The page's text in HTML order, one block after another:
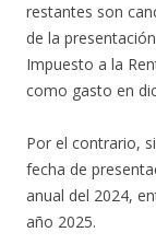
restantes son
de la
Impuesto a la
como gasto en
Por el contrario,
fecha de
anual del 2024,
año 2025.